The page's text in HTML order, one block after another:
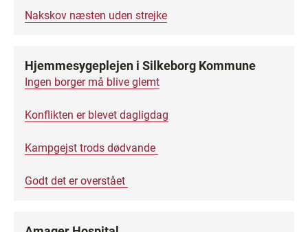
Nakskov næsten uden strejke
Hjemmesygeplejen i Silkeborg Kommune
Ingen borger må blive glemt
Konflikten er blevet dagligdag
Kampgejst trods dødvande
Godt det er overstået